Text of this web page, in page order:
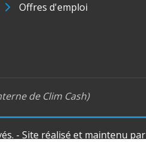
Offres d'emploi
de Clim Cash)
- Site réalisé et maintenu par